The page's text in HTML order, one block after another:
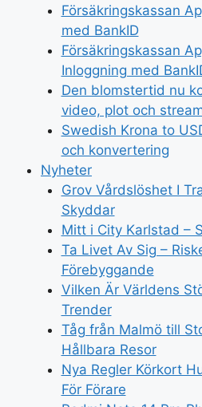
Försäkringskassan
med BankID
Försäkringskassan
Inloggning med
Den blomstertid nu
video, plot och
Swedish Krona to
och konvertering
Nyheter
Grov Vårdslöshet I
Skyddar
Mitt i City Karlstad –
Ta Livet Av Sig –
Förebyggande
Vilken Är Världens
Trender
Tåg från Malmö till
Hållbara Resor
Nya Regler Körkort
För Förare